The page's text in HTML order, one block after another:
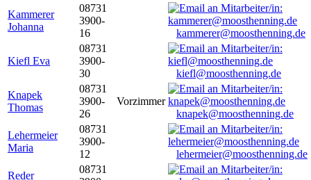
Kammerer
Johanna
08731
3900-
16
kammerer@moosthenning.de
Kiefl Eva
08731
3900-
30
kiefl@moosthenning.de
Knapek
Thomas
08731
3900-
26
Vorzimmer
knapek@moosthenning.de
Lehermeier
Maria
08731
3900-
12
lehermeier@moosthenning.de
Reder
08731